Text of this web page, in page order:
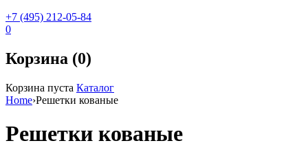
+7 (495) 212-05-84
0
Корзина (0)
Корзина пуста Каталог
Home›Решетки кованые
Решетки кованые